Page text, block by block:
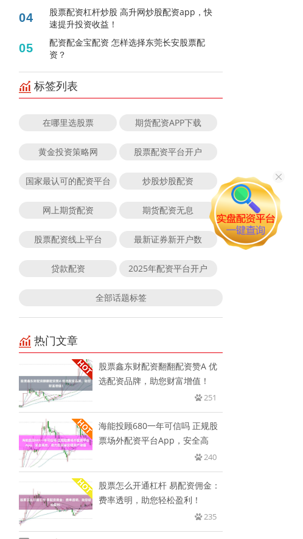
04
股票配资杠杆炒股 高升网炒股配资app，快
速提升投资收益！
05
配资配金宝配资 怎样选择东莞长安股票配
资？
标签列表
在哪里选股票 期货配资APP下载
黄金投资策略网 股票配资平台开户
国家最认可的配资平台 炒股炒股配资
网上期货配资 期货配资无息
股票配资线上平台 最新证券新开户数
贷款配资 2025年配资平台开户
全部话题标签
热门文章
股票鑫东财配资翻翻配资赞A 优
选配资品牌，助您财富增值！
251
海能投顾680一年可信吗 正规股
票场外配资平台App，安全高
240
股票怎么开通杠杆 易配资佣金：
费率透明，助您轻松盈利！
235